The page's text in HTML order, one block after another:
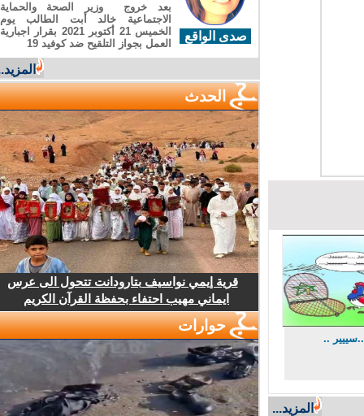
..
المزيد...
صدى الواقع
بعد خروج وزير الصحة والحماية
الاجتماعية خالد أبت الطالب يوم
الخميس 21 أكتوبر 2021 بقرار اجبارية
العمل بجواز التلقيح ضد كوفيد 19
المزيد...
الحدث
قرية إيمي نواسيف بتارودانت تتحول الى عرس
ايماني مهيب احتفاء بحفظة القرآن الكريم
حوارات